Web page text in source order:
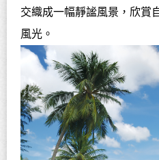
交織成一幅靜謐風景，欣賞
風光。